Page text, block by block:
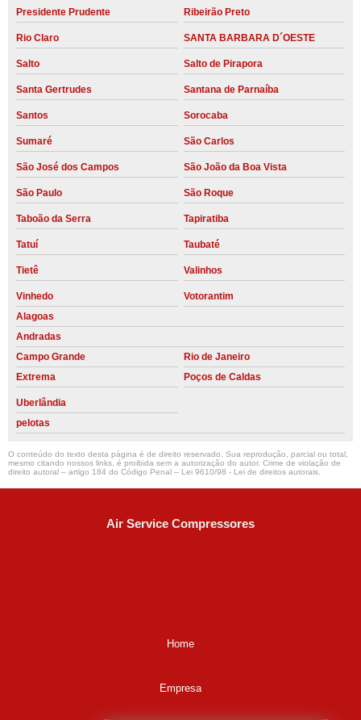
Presidente Prudente Ribeirão Preto
Rio Claro SANTA BARBARA D´OESTE
Salto Salto de Pirapora
Santa Gertrudes Santana de Parnaíba
Santos Sorocaba
Sumaré São Carlos
São José dos Campos São João da Boa Vista
São Paulo São Roque
Taboão da Serra Tapiratiba
Tatuí Taubaté
Tietê Valinhos
Vinhedo
Votorantim
Alagoas
Andradas
Campo Grande
Rio de Janeiro
Extrema
Poços de Caldas
Uberlândia
pelotas
O conteúdo do texto desta página é de direito reservado. Sua reprodução, parcial ou total,
mesmo citando nossos links, é proibida sem a autorização do autor. Crime de violação de
direito autoral – artigo 184 do Código Penal – Lei 9610/98 - Lei de direitos autorais.
Air Service Compressores
Home
Empresa